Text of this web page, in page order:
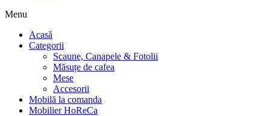
Menu
Acasă
Categorii
Scaune, Canapele & Fotolii
Măsuțe de cafea
Mese
Accesorii
Mobilă la comanda
Mobilier HoReCa